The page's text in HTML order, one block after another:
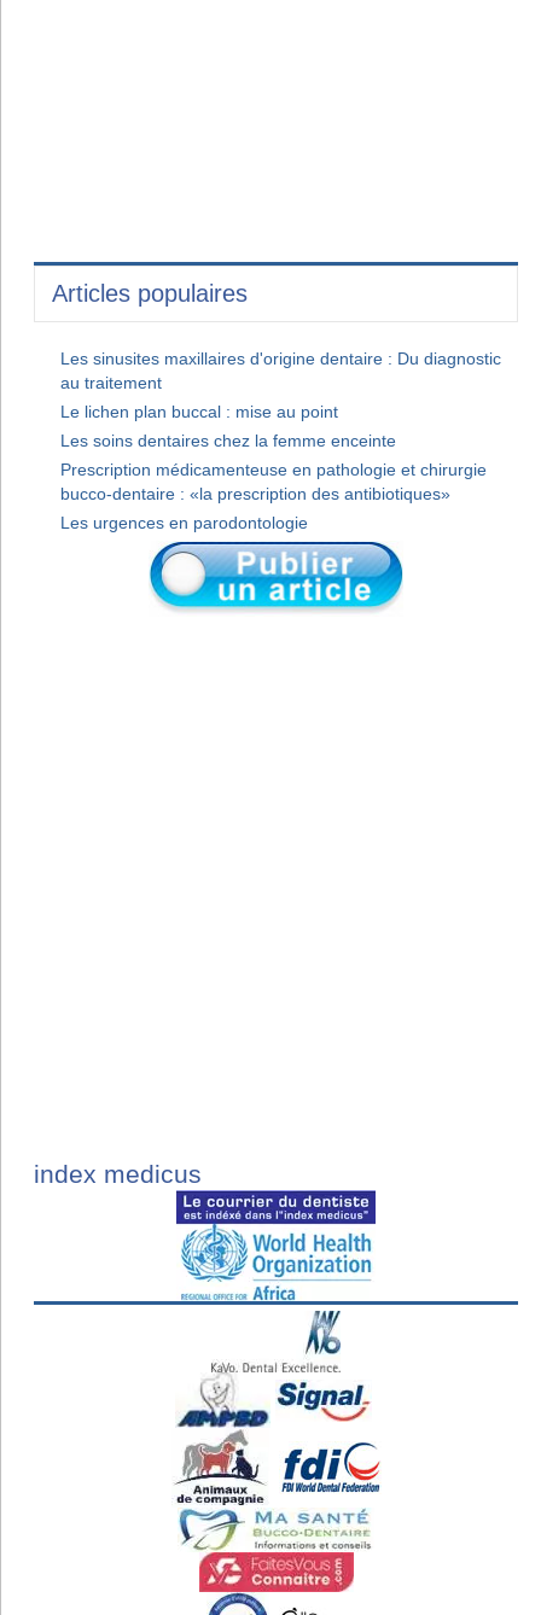
Articles populaires
Les sinusites maxillaires d'origine dentaire : Du diagnostic
au traitement
Le lichen plan buccal : mise au point
Les soins dentaires chez la femme enceinte
Prescription médicamenteuse en pathologie et chirurgie
bucco-dentaire : «la prescription des antibiotiques»
Les urgences en parodontologie
index medicus